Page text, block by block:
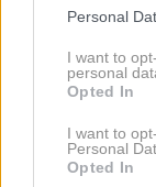
Personal
I want to
personal
Opted In
I want to
Personal
Opted In
Strah
Prisotnost
tudi če za to v